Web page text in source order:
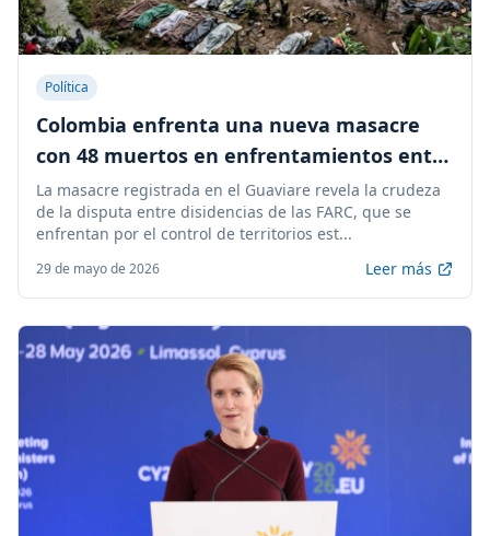
Política
Colombia enfrenta una nueva masacre
con 48 muertos en enfrentamientos entre
disidencias de las FARC
La masacre registrada en el Guaviare revela la crudeza
de la disputa entre disidencias de las FARC, que se
enfrentan por el control de territorios est...
29 de mayo de 2026 Leer más